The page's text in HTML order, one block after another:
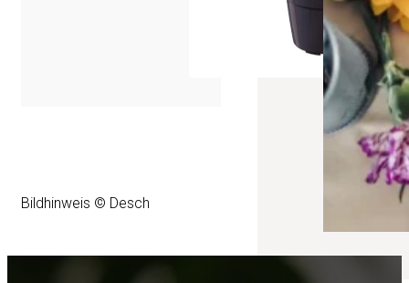
Bildhinweis © Desch